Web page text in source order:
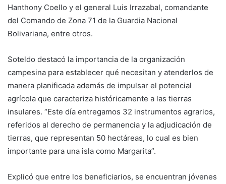
Hanthony Coello y el general Luis Irrazabal, comandante
del Comando de Zona 71 de la Guardia Nacional
Bolivariana, entre otros.
Soteldo destacó la importancia de la organización
campesina para establecer qué necesitan y atenderlos de
manera planificada además de impulsar el potencial
agrícola que caracteriza históricamente a las tierras
insulares. “Este día entregamos 32 instrumentos agrarios,
referidos al derecho de permanencia y la adjudicación de
tierras, que representan 50 hectáreas, lo cual es bien
importante para una isla como Margarita”.
Explicó que entre los beneficiarios, se encuentran jóvenes